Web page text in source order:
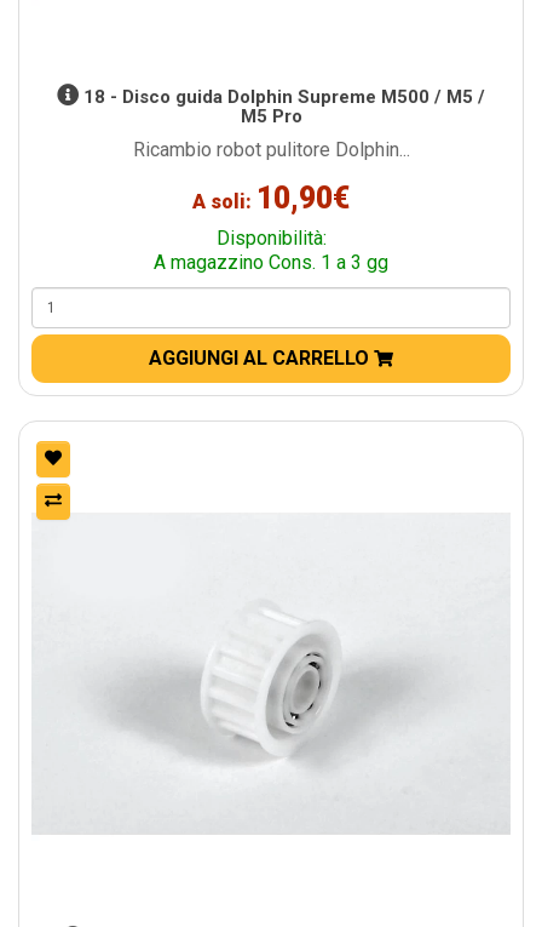
18 - Disco guida Dolphin Supreme M500 / M5 /
M5 Pro
Ricambio robot pulitore Dolphin...
A soli: 10,90€
Disponibilità:
A magazzino Cons. 1 a 3 gg
AGGIUNGI AL CARRELLO